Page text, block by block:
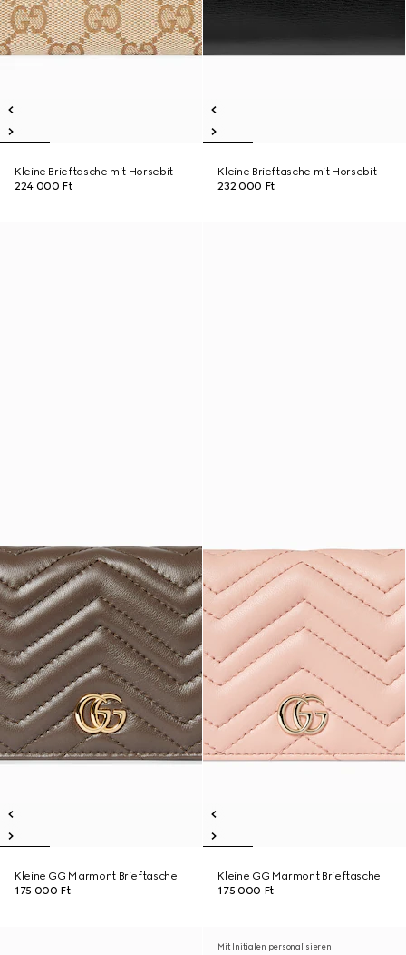
Kleine Brieftasche mit Horsebit
224 000 Ft
Kleine Brieftasche mit Horsebit
232 000 Ft
Kleine GG Marmont Brieftasche
175 000 Ft
Kleine GG Marmont Brieftasche
175 000 Ft
Mit Initialen personalisieren